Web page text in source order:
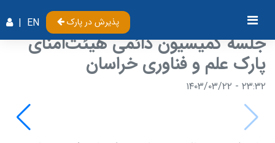
EN
| پذیرش در پارک
جلسه کمیسیون دائمی هیئت‌امنای
پارک علم و فناوری خراسان
۲۳:۳۲ - ۱۴۰۳/۰۳/۲۲